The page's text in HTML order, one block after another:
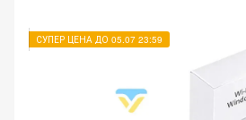
СУПЕР ЦЕНА ДО 05.07 23:59